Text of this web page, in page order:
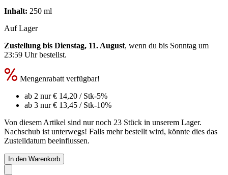
Inhalt: 250 ml
Auf Lager
Zustellung bis Dienstag, 11. August, wenn du bis Sonntag um
23:59 Uhrbestellst.
Mengenrabatt verfügbar!
ab 2 nur€ 14,20 / Stk-5%
ab 3 nur€ 13,45 / Stk-10%
Von diesem Artikel sind nur noch 23 Stück in unserem Lager.
Nachschub ist unterwegs! Falls mehr bestellt wird, könnte dies das
Zustelldatum beeinflussen.
In den Warenkorb